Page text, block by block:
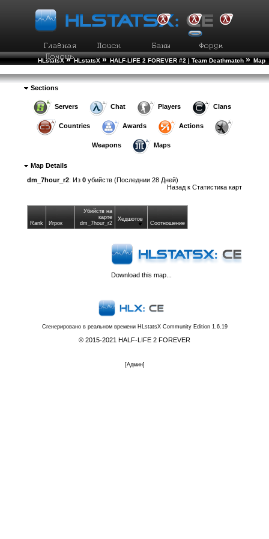
HLstatsX » HLstatsX » HALF-LIFE 2 FOREVER #2 | Team Deathmatch » Map
Sections
Servers Chat Players Clans
Countries Awards Actions
Weapons Maps
Map Details
dm_7hour_r2: Из0 убийств (Последнии 28 Дней)
Назад к Статистика карт
Rank Игрок
Убийств на
карте
dm_7hour_r2
Хедшотов
Соотношение
Download this map...
Сгенерировано в реальном времени HLstatsX Community Edition 1.6.19
® 2015-2021 HALF-LIFE 2 FOREVER
[Админ]